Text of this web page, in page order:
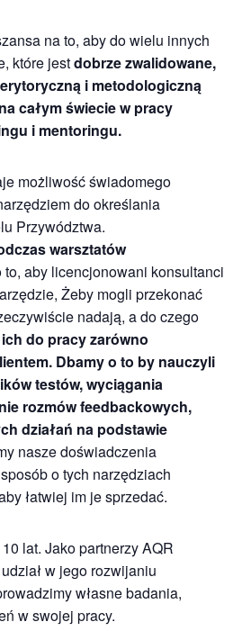
na to, aby do wielu innych
które jestdobrze zwalidowane,
i metodologiczną
całym świecie w pracy
i mentoringu.
możliwość świadomego
do określania
Przywództwa.
warsztatów
to, aby licencjonowani konsultanci
Żeby mogli przekonać
nadają, a do czego
do pracy zarówno
Dbamy o to by nauczyli
testów, wyciągania
rozmów feedbackowych,
działań na podstawie
nasze doświadczenia
o tych narzędziach
łatwiej im je sprzedać.
lat. Jako partnerzy AQR
w jego rozwijaniu
własne badania,
w swojej pracy.